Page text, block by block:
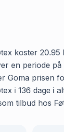
koster
en periode
Goma prisen
i 136 dage i
tilbud hos